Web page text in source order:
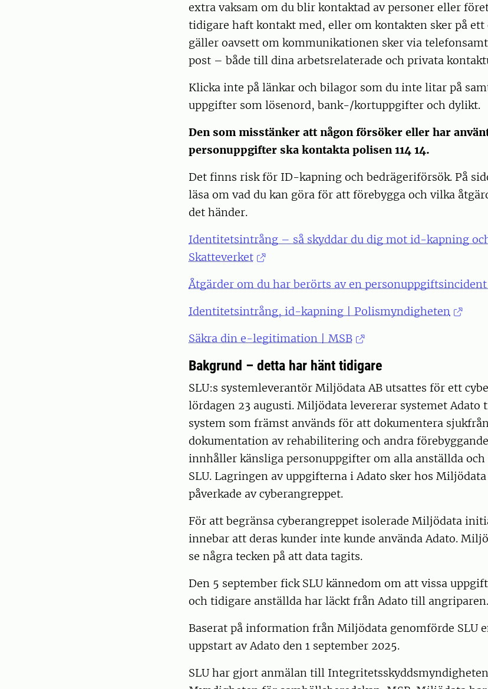
extra vaksam om du blir kontaktad av personer eller
tidigare haft kontakt med, eller om kontakten sker på
gäller oavsett om kommunikationen sker via
post – både till dina arbetsrelaterade och privata
Klicka inte på länkar och bilagor som du inte litar på
uppgifter som lösenord, bank-/kortuppgifter och dylikt.
Den som misstänker att någon försöker eller har
personuppgifter ska kontakta polisen 114 14.
Det finns risk för ID-kapning och bedrägeriförsök. På
läsa om vad du kan göra för att förebygga och vilka
det händer.
Identitetsintrång – så skyddar du dig mot id-kapning
Skatteverket
Åtgärder om du har berörts av en
Identitetsintrång, id-kapning | Polismyndigheten
Säkra din e-legitimation | MSB
Bakgrund – detta har hänt tidigare
SLU:s systemleverantör Miljödata AB utsattes för ett
lördagen 23 augusti. Miljödata levererar systemet Adato
system som främst används för att dokumentera
dokumentation av rehabilitering och andra
innhåller känsliga personuppgifter om alla anställda
SLU. Lagringen av uppgifterna i Adato sker hos
påverkade av cyberangreppet.
För att begränsa cyberangreppet isolerade Miljödata
innebar att deras kunder inte kunde använda Adato.
se några tecken på att data tagits.
Den 5 september fick SLU kännedom om att vissa
och tidigare anställda har läckt från Adato till angriparen.
Baserat på information från Miljödata genomförde SLU
uppstart av Adato den 1 september 2025.
SLU har gjort anmälan till